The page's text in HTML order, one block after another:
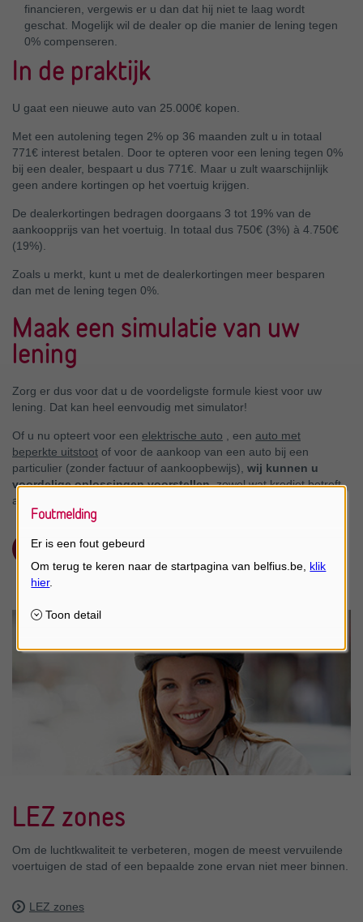
financieren, vergewis er u dan dat hij niet te laag wordt
geschat. Mogelijk wil de dealer op die manier de lening tegen
0% compenseren.
In de praktijk
U gaat een nieuwe auto van 25.000€ kopen.
Met een autolening tegen 2% op 36 maanden zult u in totaal
771€ interest betalen. Door te opteren voor een lening tegen 0%
bij een dealer, bespaart u dus 771€. Maar u zult waarschijnlijk
geen andere kortingen op het voertuig krijgen.
De dealerkortingen bedragen doorgaans 3 tot 19% van de
aankoopprijs van het voertuig. In totaal dus 750€ (3%) à 4.750€
(19%).
Zoals u merkt, kunt u met de dealerkortingen meer besparen
dan met de lening tegen 0%.
Maak een simulatie van uw
lening
Zorg er dus voor dat u de voordeligste formule kiest voor uw
lening. Dat kan heel eenvoudig met simulator!
Of u nu opteert voor een elektrische auto , een auto met
beperkte uitstoot of voor de aankoop van een auto bij een
particulier (zonder factuur of aankoopbewijs), wij kunnen u
voordelige oplossingen voorstellen, zowel wat krediet betreft
als op het gebied van verzekeringen.
Maak een simulatie van uw lening
LEZ zones
Om de luchtkwaliteit te verbeteren, mogen de meest vervuilende
voertuigen de stad of een bepaalde zone ervan niet meer binnen.
LEZ zones
Foutmelding
Er is een fout gebeurd